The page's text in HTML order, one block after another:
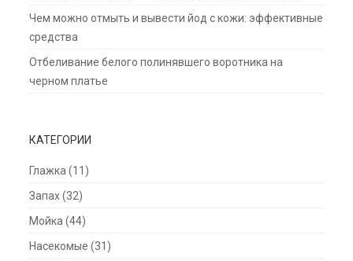
Чем можно отмыть и вывести йод с кожи: эффективные
средства
Отбеливание белого полинявшего воротника на
черном платье
КАТЕГОРИИ
Глажка (11)
Запах(32)
Мойка (44)
Насекомые (31)